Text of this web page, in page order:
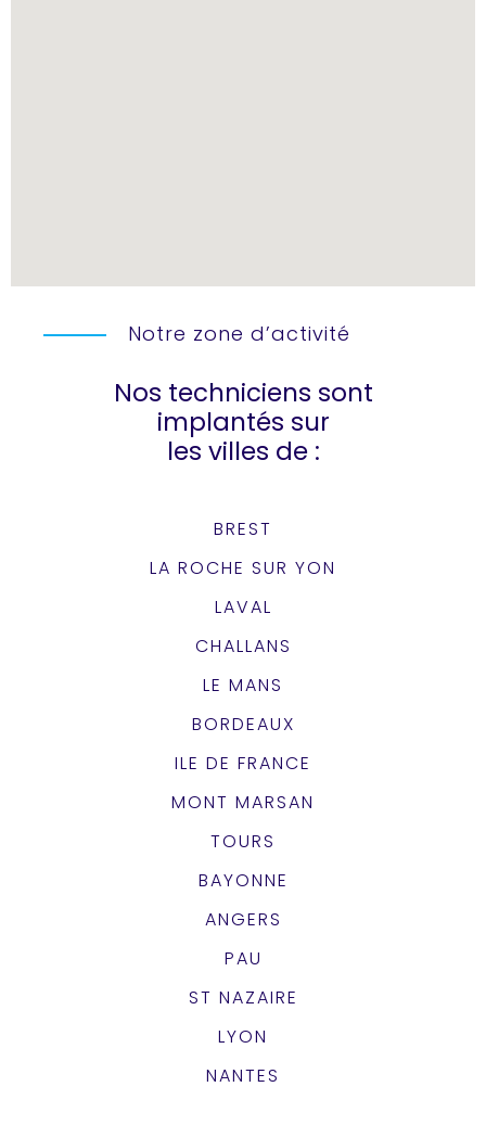
Notre zone d’activité
Nos techniciens sont
implantés sur
les villes de :
BREST
LA ROCHE SUR YON
LAVAL
CHALLANS
LE MANS
BORDEAUX
ILE DE FRANCE
MONT MARSAN
TOURS
BAYONNE
ANGERS
PAU
ST NAZAIRE
LYON
NANTES